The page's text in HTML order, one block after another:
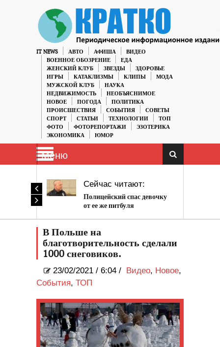
IT NEWS АВТО АФИША
ВИДЕО
ВОЕННОЕ ОБОЗРЕНИЕ
ЕДА
ЖЕНСКИЙ КЛУБ
ЗВЕЗДЫ
ЗДОРОВЬЕ
ИГРЫ
КАТАКЛИЗМЫ КЛИПЫ
МОДА
МУЖСКОЙ КЛУБ
НАУКА
НЕДВИЖИМОСТЬ
НЕОБЪЯСНИМОЕ
НОВОЕ
ПОГОДА
ПОЛИТИКА
ПРОИСШЕСТВИЯ
СОБЫТИЯ
СОВЕТЫ
СПОРТ
СТАТЬИ ТЕХНОЛОГИИ
ТОП
ФОТО
ФОТОРЕПОРТАЖИ
ЭЗОТЕРИКА
ЭКОНОМИКА
ЮМОР
Меню
Сейчас читают:
Полицейский спас девочку
от ее же питбуля
В Польше на
благотворительность сделали
1000 снеговиков.
23/02/2021 / 6:04 / Видео, Новое,
События, ТОП